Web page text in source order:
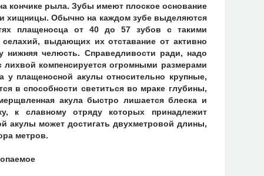
кончике рыла. Зубы имеют плоское основание
хищницы. Обычно на каждом зубе выделяются
плащеносца от 40 до 57 зубов с такими
выдающих их отставание от активно
челюсть. Справедливости ради, надо
компенсируется огромными размерами
плащеносной акулы относительно крупные,
в способности светиться во мраке глубины,
акула быстро лишается блеска и
к славному отряду которых принадлежит
акулы может достигать двухметровой длины,
метров.